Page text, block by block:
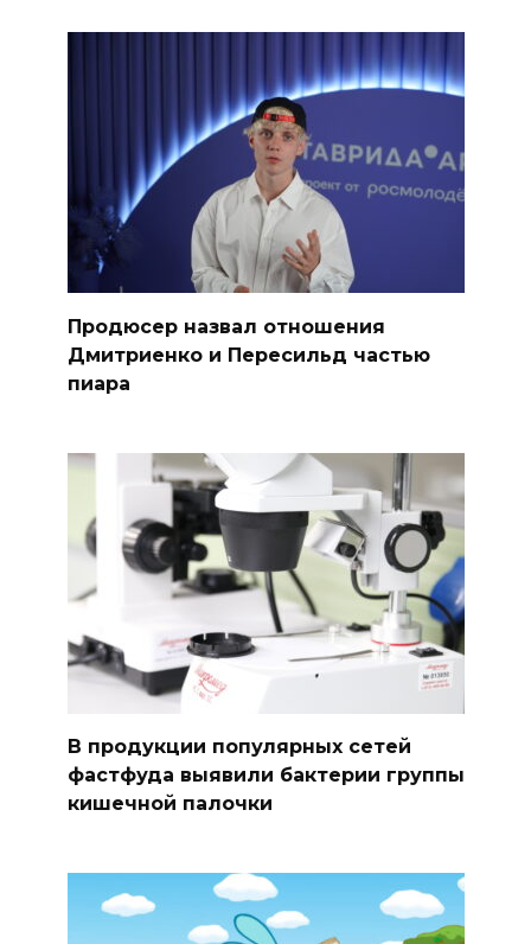
Продюсер назвал отношения
Дмитриенко и Пересильд частью
пиара
В продукции популярных сетей
фастфуда выявили бактерии группы
кишечной палочки